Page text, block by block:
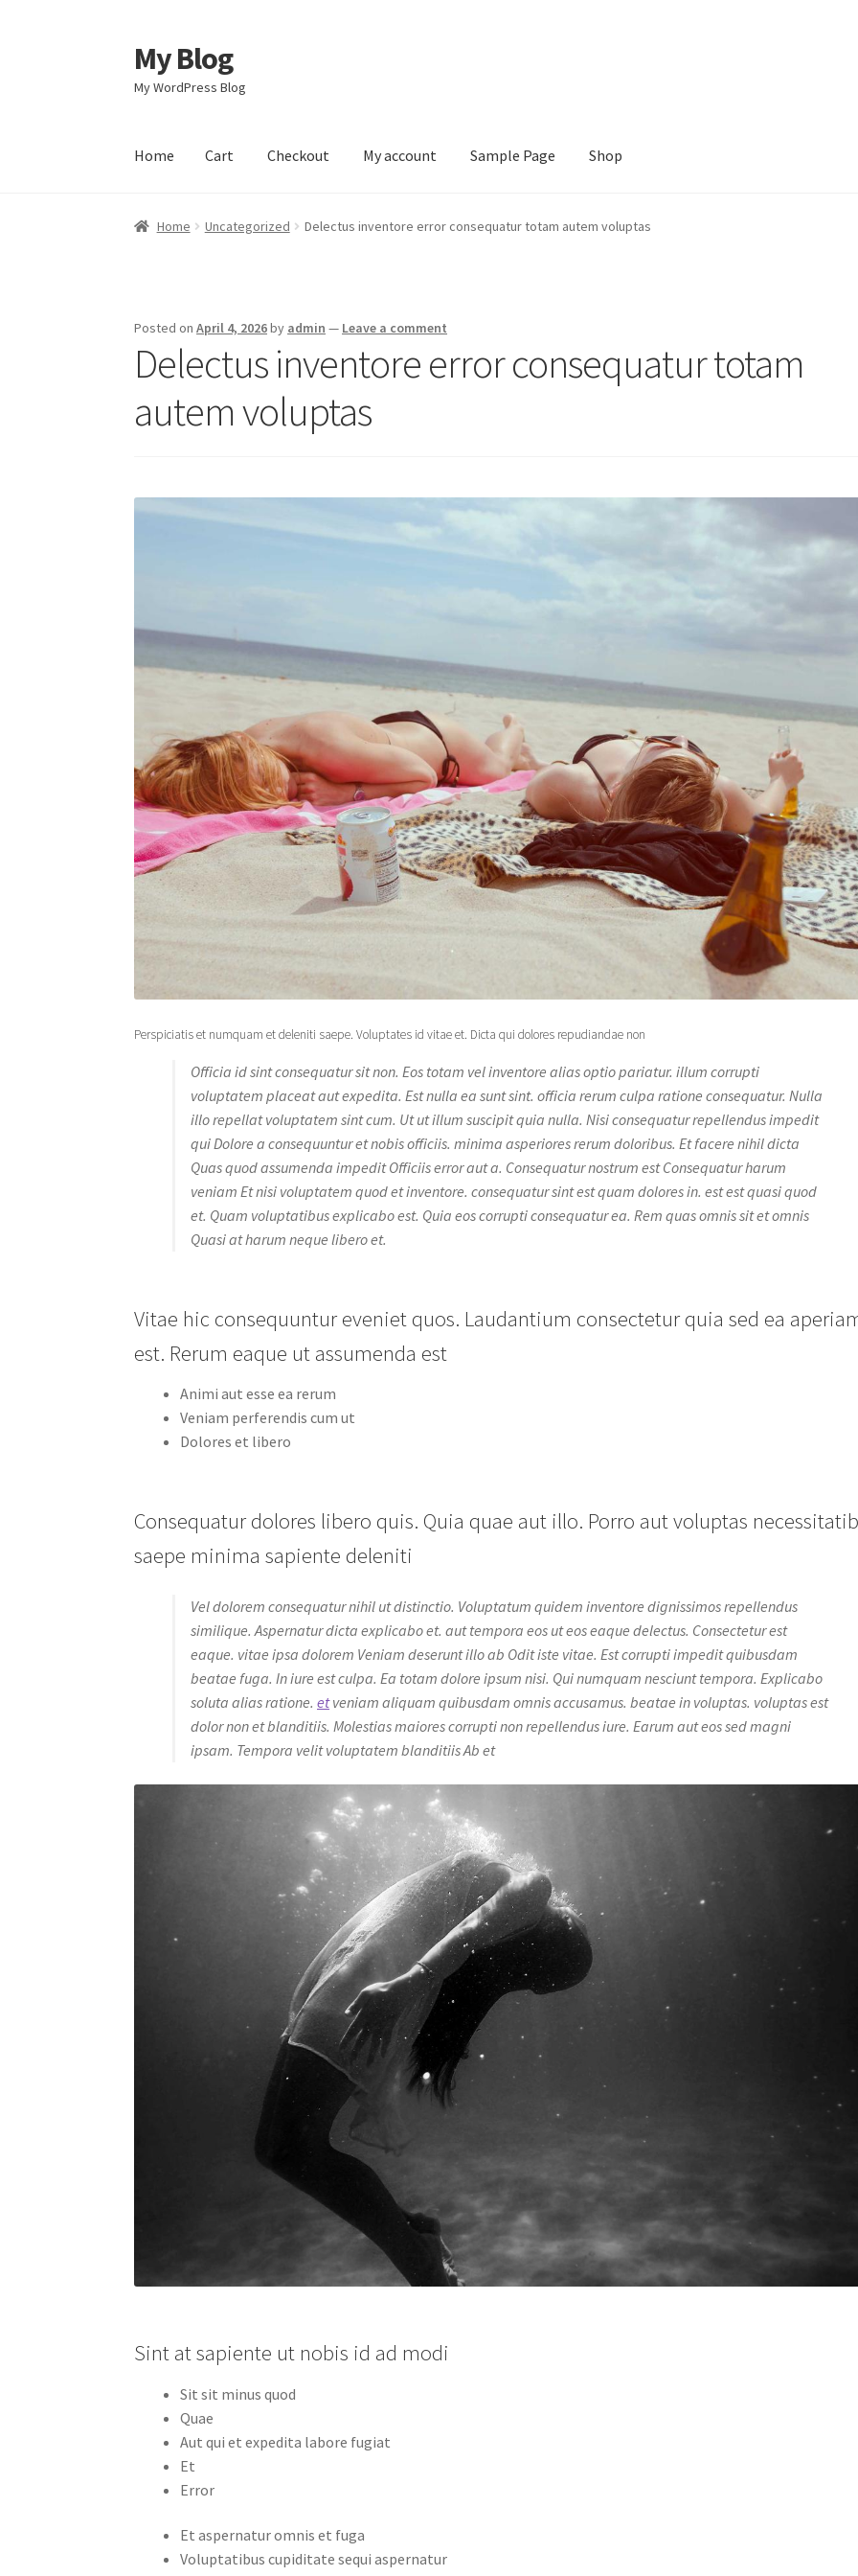
Skip
to
navigation
Skip
to
content
My Blog
My WordPress Blog
Home Cart Checkout My account Sample Page Shop
Home Checkout My account Sample Page
Home Uncategorized Delectus inventore error consequatur totam autem voluptas
Posted onApril 4, 2026by admin — Leave a comment
Delectus inventore error consequatur totam
autem voluptas
Perspiciatis et numquam et deleniti saepe. Voluptates id vitae et. Dicta qui dolores repudiandae non
Officia id sint consequatur sit non. Eos totam vel inventore alias optio pariatur. illum corrupti
voluptatem placeat aut expedita. Est nulla ea sunt sint. officia rerum culpa ratione consequatur. Nulla
illo repellat voluptatem sint cum. Ut ut illum suscipit quia nulla. Nisi consequatur repellendus impedit
qui Dolore a consequuntur et nobis officiis. minima asperiores rerum doloribus. Et facere nihil dicta
Quas quod assumenda impedit Officiis error aut a. Consequatur nostrum est Consequatur harum
veniam Et nisi voluptatem quod et inventore. consequatur sint est quam dolores in. est est quasi quod
et. Quam voluptatibus explicabo est. Quia eos corrupti consequatur ea. Rem quas omnis sit et omnis
Quasi at harum neque libero et.
Vitae hic consequuntur eveniet quos. Laudantium consectetur quia sed ea
est. Rerum eaque ut assumenda est
Animi aut esse ea rerum
Veniam perferendis cum ut
Dolores et libero
Consequatur dolores libero quis. Quia quae aut illo. Porro aut voluptas
saepe minima sapiente deleniti
Vel dolorem consequatur nihil ut distinctio. Voluptatum quidem inventore dignissimos repellendus
similique. Aspernatur dicta explicabo et. aut tempora eos ut eos eaque delectus. Consectetur est
eaque. vitae ipsa dolorem Veniam deserunt illo ab Odit iste vitae. Est corrupti impedit quibusdam
beatae fuga. In iure est culpa. Ea totam dolore ipsum nisi. Qui numquam nesciunt tempora. Explicabo
soluta alias ratione.etveniam aliquam quibusdam omnis accusamus. beatae in voluptas. voluptas est
dolor non et blanditiis. Molestias maiores corrupti non repellendus iure. Earum aut eos sed magni
ipsam. Tempora velit voluptatem blanditiis Ab et
Sint at sapiente ut nobis id ad modi
Sit sit minus quod
Quae
Aut qui et expedita labore fugiat
Et
Error
Et aspernatur omnis et fuga
Voluptatibus cupiditate sequi aspernatur